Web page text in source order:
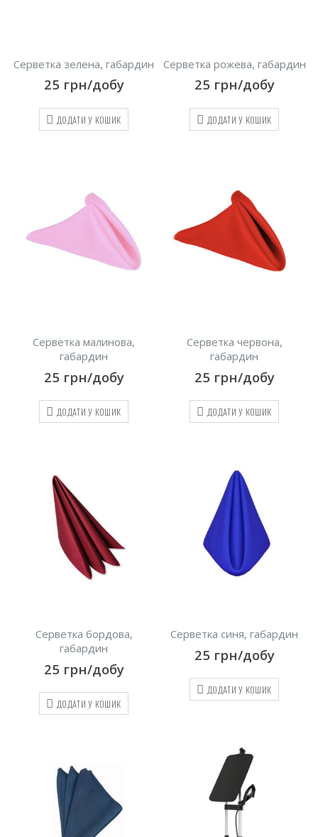
Серветка зелена, габардин
25 грн/добу
ДОДАТИ У КОШИК
Серветка рожева, габардин
25 грн/добу
ДОДАТИ У КОШИК
Серветка малинова,
габардин
25 грн/добу
ДОДАТИ У КОШИК
Серветка червона,
габардин
25 грн/добу
ДОДАТИ У КОШИК
Серветка бордова,
габардин
25 грн/добу
ДОДАТИ У КОШИК
Серветка синя, габардин
25 грн/добу
ДОДАТИ У КОШИК